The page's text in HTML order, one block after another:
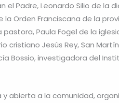
el Padre, Leonardo Silio de la
la Orden Franciscana de la
Paula Fogel de la
cristiano Jesús Rey, San
Bossio, investigadora del
abierta a la comunidad,